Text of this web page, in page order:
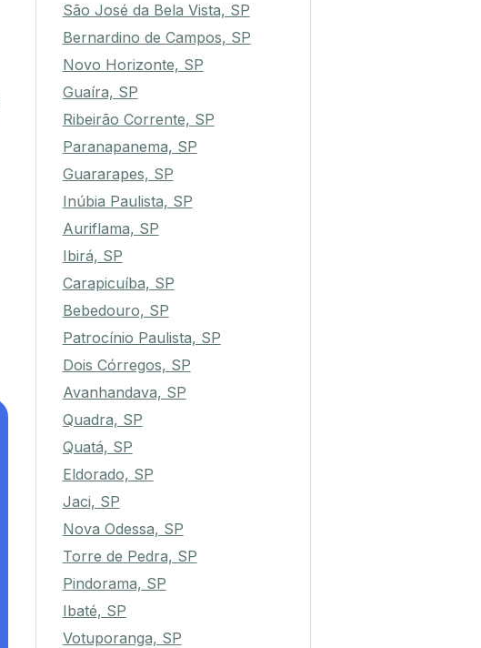
São José da Bela Vista, SP
Bernardino de Campos, SP
Novo Horizonte, SP
Guaíra, SP
Ribeirão Corrente, SP
Paranapanema, SP
Guararapes, SP
Inúbia Paulista, SP
Auriflama, SP
Ibirá, SP
Carapicuíba, SP
Bebedouro, SP
Patrocínio Paulista, SP
Dois Córregos, SP
Avanhandava, SP
Quadra, SP
Quatá, SP
Eldorado, SP
Jaci, SP
Nova Odessa, SP
Torre de Pedra, SP
Pindorama, SP
Ibaté, SP
Votuporanga, SP